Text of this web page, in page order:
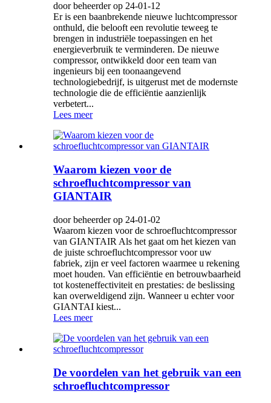
door beheerder op 24-01-12
Er is een baanbrekende nieuwe luchtcompressor
onthuld, die belooft een revolutie teweeg te
brengen in industriële toepassingen en het
energieverbruik te verminderen. De nieuwe
compressor, ontwikkeld door een team van
ingenieurs bij een toonaangevend
technologiebedrijf, is uitgerust met de modernste
technologie die de efficiëntie aanzienlijk
verbetert...
Lees meer
Waarom kiezen voor de
schroefluchtcompressor van
GIANTAIR
door beheerder op 24-01-02
Waarom kiezen voor de schroefluchtcompressor
van GIANTAIR Als het gaat om het kiezen van
de juiste schroefluchtcompressor voor uw
fabriek, zijn er veel factoren waarmee u rekening
moet houden. Van efficiëntie en betrouwbaarheid
tot kosteneffectiviteit en prestaties: de beslissing
kan overweldigend zijn. Wanneer u echter voor
GIANTAI kiest...
Lees meer
De voordelen van het gebruik van een
schroefluchtcompressor